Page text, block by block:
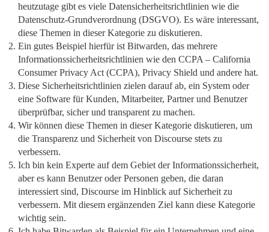
heutzutage gibt es viele Datensicherheitsrichtlinien wie die
Datenschutz-Grundverordnung (DSGVO). Es wäre interessant,
diese Themen in dieser Kategorie zu diskutieren.
Ein gutes Beispiel hierfür ist Bitwarden, das mehrere
Informationssicherheitsrichtlinien wie den CCPA – California
Consumer Privacy Act (CCPA), Privacy Shield und andere hat.
Diese Sicherheitsrichtlinien zielen darauf ab, ein System oder
eine Software für Kunden, Mitarbeiter, Partner und Benutzer
überprüfbar, sicher und transparent zu machen.
Wir können diese Themen in dieser Kategorie diskutieren, um
die Transparenz und Sicherheit von Discourse stets zu
verbessern.
Ich bin kein Experte auf dem Gebiet der Informationssicherheit,
aber es kann Benutzer oder Personen geben, die daran
interessiert sind, Discourse im Hinblick auf Sicherheit zu
verbessern. Mit diesem ergänzenden Ziel kann diese Kategorie
wichtig sein.